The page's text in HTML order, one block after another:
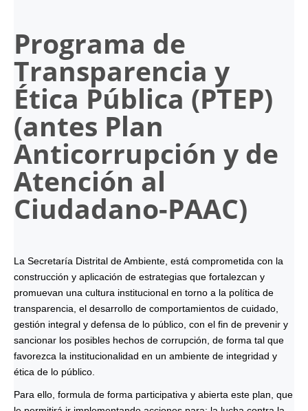
Programa de
Transparencia y
Ética Pública (PTEP)
(antes Plan
Anticorrupción y de
Atención al
Ciudadano-PAAC)
La Secretaría Distrital de Ambiente, está comprometida con la
construcción y aplicación de estrategias que fortalezcan y
promuevan una cultura institucional en torno a la política de
transparencia, el desarrollo de comportamientos de cuidado,
gestión integral y defensa de lo público, con el fin de prevenir y
sancionar los posibles hechos de corrupción, de forma tal que
favorezca la institucionalidad en un ambiente de integridad y
ética de lo público.
Para ello, formula de forma participativa y abierta este plan, que